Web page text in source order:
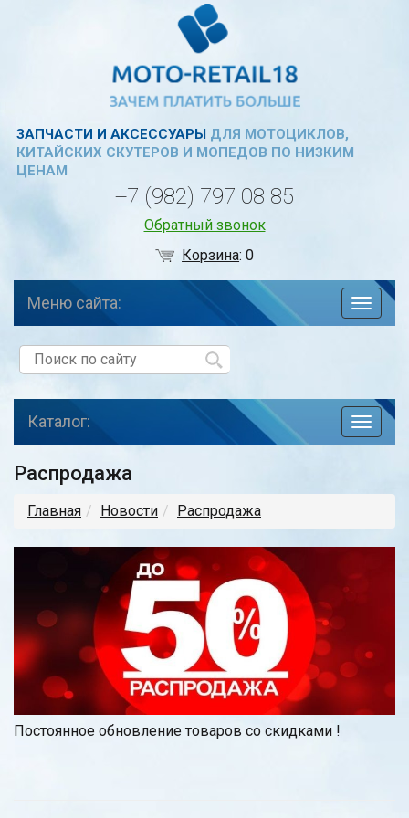
ЗАПЧАСТИ И АКСЕССУАРЫДЛЯ МОТОЦИКЛОВ,
КИТАЙСКИХ СКУТЕРОВ И МОПЕДОВ ПО НИЗКИМ
ЦЕНАМ
+7 (982) 797 08 85
Обратный звонок
Корзина:0
по
Меню сайта:
toggle
Каталог:
Распродажа
Главная Новости Распродажа
Постоянное обновление товаров со скидками !